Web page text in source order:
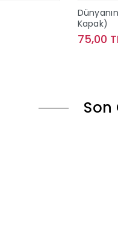
Kapak)
75,00
Son